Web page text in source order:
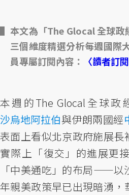
本文為「The Glocal 全球政
三個維度精選分析每週國際
員專屬訂閱內容：
〈讀者訂閱
本週的The Glocal全球
沙烏地阿拉伯與伊朗兩國經
表面上看似北京政府施展長
實際上「復交」的進展更
「中美通吃」的布局——以
年親美政策早已出現暗湧，